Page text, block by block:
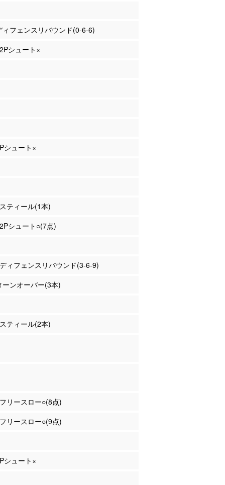
ィフェンスリバウンド(0-6-6)
シュート×
シュート×
ティール(1本)
シュート○(7点)
ィフェンスリバウンド(3-6-9)
ンオーバー(3本)
ティール(2本)
リースロー○(8点)
リースロー○(9点)
シュート×